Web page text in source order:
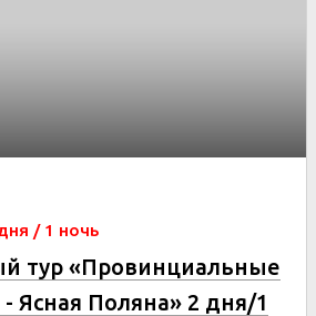
/ 1 ночь
тур «Провинциальные
Ясная Поляна» 2 дня/1